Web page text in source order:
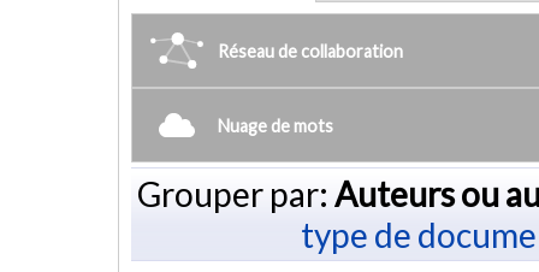
Réseau de collaboration
Nuage de mots
Grouper par: Auteurs ou
type de